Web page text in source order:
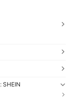
SHEIN